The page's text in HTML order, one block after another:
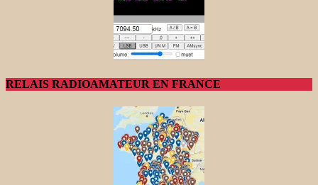
RELAIS RADIOAMATEUR EN FRANCE